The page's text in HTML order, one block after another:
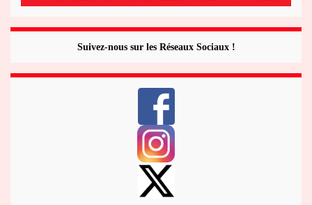
Suivez-nous sur les Réseaux Sociaux !